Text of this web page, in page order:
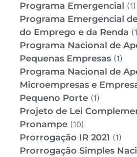
Programa Emergencial (1)
Programa Emergencial
do Emprego e da Renda
Programa Nacional de
Pequenas Empresas (1)
Programa Nacional de
Microempresas e
Pequeno Porte (1)
Projeto de Lei
Pronampe (10)
Prorrogação IR 2021 (1)
Prorrogação Simples